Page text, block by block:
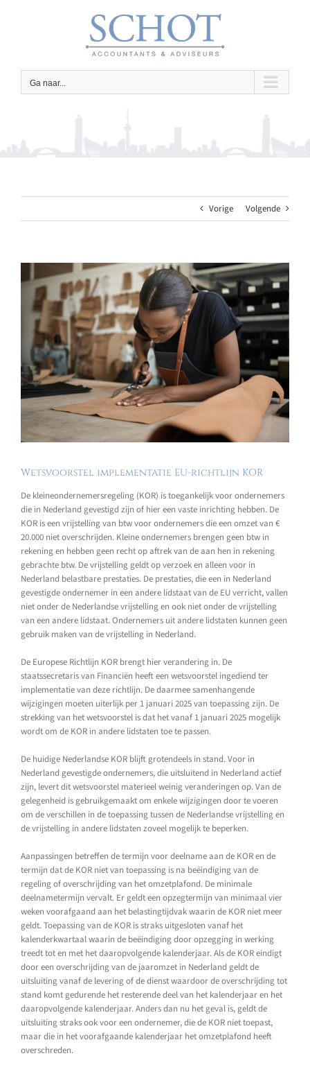
Ga naar...
Vorige Volgende
grotere
afbeelding
Wetsvoorstel implementatie EU-richtlijn KOR
De kleineondernemersregeling (KOR) is toegankelijk voor ondernemers
die in Nederland gevestigd zijn of hier een vaste inrichting hebben. De
KOR is een vrijstelling van btw voor ondernemers die een omzet van €
20.000 niet overschrijden. Kleine ondernemers brengen geen btw in
rekening en hebben geen recht op aftrek van de aan hen in rekening
gebrachte btw. De vrijstelling geldt op verzoek en alleen voor in
Nederland belastbare prestaties. De prestaties, die een in Nederland
gevestigde ondernemer in een andere lidstaat van de EU verricht, vallen
niet onder de Nederlandse vrijstelling en ook niet onder de vrijstelling
van een andere lidstaat. Ondernemers uit andere lidstaten kunnen geen
gebruik maken van de vrijstelling in Nederland.
De Europese Richtlijn KOR brengt hier verandering in. De
staatssecretaris van Financiën heeft een wetsvoorstel ingediend ter
implementatie van deze richtlijn. De daarmee samenhangende
wijzigingen moeten uiterlijk per 1 januari 2025 van toepassing zijn. De
strekking van het wetsvoorstel is dat het vanaf 1 januari 2025 mogelijk
wordt om de KOR in andere lidstaten toe te passen.
De huidige Nederlandse KOR blijft grotendeels in stand. Voor in
Nederland gevestigde ondernemers, die uitsluitend in Nederland actief
zijn, levert dit wetsvoorstel materieel weinig veranderingen op. Van de
gelegenheid is gebruikgemaakt om enkele wijzigingen door te voeren
om de verschillen in de toepassing tussen de Nederlandse vrijstelling en
de vrijstelling in andere lidstaten zoveel mogelijk te beperken.
Aanpassingen betreffen de termijn voor deelname aan de KOR en de
termijn dat de KOR niet van toepassing is na beëindiging van de
regeling of overschrijding van het omzetplafond. De minimale
deelnametermijn vervalt. Er geldt een opzegtermijn van minimaal vier
weken voorafgaand aan het belastingtijdvak waarin de KOR niet meer
geldt. Toepassing van de KOR is straks uitgesloten vanaf het
kalenderkwartaal waarin de beëindiging door opzegging in werking
treedt tot en met het daaropvolgende kalenderjaar. Als de KOR eindigt
door een overschrijding van de jaaromzet in Nederland geldt de
uitsluiting vanaf de levering of de dienst waardoor de overschrijding tot
stand komt gedurende het resterende deel van het kalenderjaar en het
daaropvolgende kalenderjaar. Anders dan nu het geval is, geldt de
uitsluiting straks ook voor een ondernemer, die de KOR niet toepast,
maar die in het voorafgaande kalenderjaar het omzetplafond heeft
overschreden.